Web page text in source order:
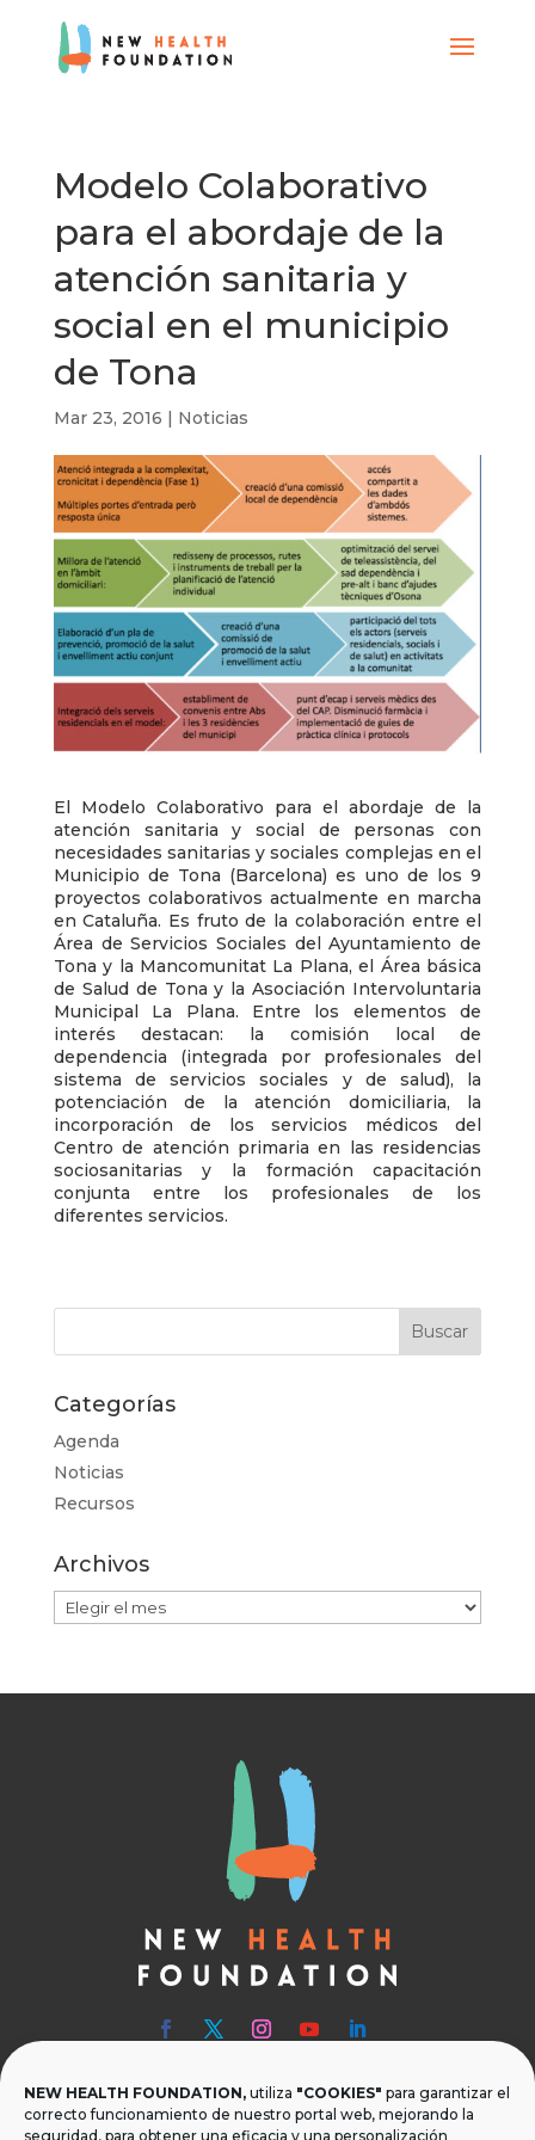
NEW HEALTH FOUNDATION, utiliza "COOKIES" para garantizar el
correcto funcionamiento de nuestro portal web, mejorando la
seguridad, para obtener una eficacia y una personalización
Modelo Colaborativo
para el abordaje de la
atención sanitaria y
social en el municipio
de Tona
Mar 23, 2016 | Noticias
El Modelo Colaborativo para el abordaje de la
atención sanitaria y social de personas con
necesidades sanitarias y sociales complejas en el
Municipio de Tona (Barcelona) es uno de los 9
proyectos colaborativos actualmente en marcha
en Cataluña. Es fruto de la colaboración entre el
Área de Servicios Sociales del Ayuntamiento de
Tona y la Mancomunitat La Plana, el Área básica
de Salud de Tona y la Asociación Intervoluntaria
Municipal La Plana. Entre los elementos de
interés destacan: la comisión local de
dependencia (integrada por profesionales del
sistema de servicios sociales y de salud), la
potenciación de la atención domiciliaria, la
incorporación de los servicios médicos del
Centro de atención primaria en las residencias
sociosanitarias y la formación capacitación
conjunta entre los profesionales de los
diferentes servicios.
Categorías
Agenda
Noticias
Recursos
Archivos
Archivos
 Teléfono